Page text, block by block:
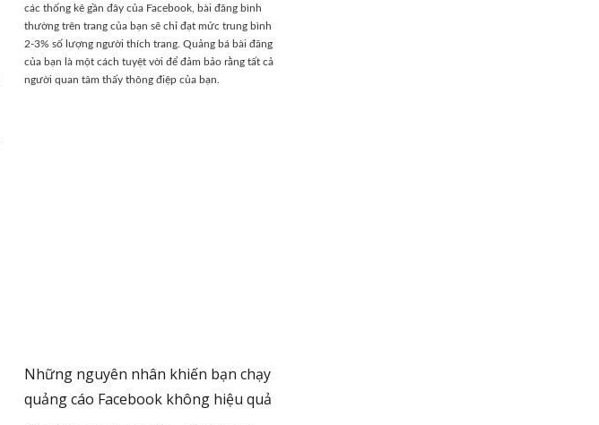
các thống kê gần đây của Facebook, bài đăng bình
thường trên trang của bạn sẽ chỉ đạt mức trung bình
2-3% số lượng người thích trang. Quảng bá bài đăng
của bạn là một cách tuyệt vời để đảm bảo rằng tất cả
người quan tâm thấy thông điệp của bạn.
Những nguyên nhân khiến bạn chạy
quảng cáo Facebook không hiệu quả